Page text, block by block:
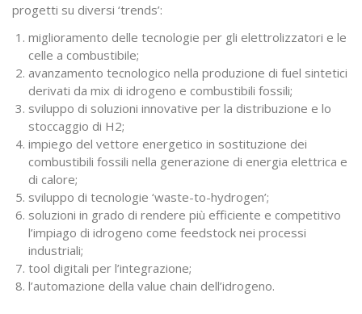
progetti su diversi ‘trends’:
miglioramento delle tecnologie per gli elettrolizzatori e le
celle a combustibile;
avanzamento tecnologico nella produzione di fuel sintetici
derivati da mix di idrogeno e combustibili fossili;
sviluppo di soluzioni innovative per la distribuzione e lo
stoccaggio di H2;
impiego del vettore energetico in sostituzione dei
combustibili fossili nella generazione di energia elettrica e
di calore;
sviluppo di tecnologie ‘waste-to-hydrogen’;
soluzioni in grado di rendere più efficiente e competitivo
l’impiago di idrogeno come feedstock nei processi
industriali;
tool digitali per l’integrazione;
l’automazione della value chain dell’idrogeno.